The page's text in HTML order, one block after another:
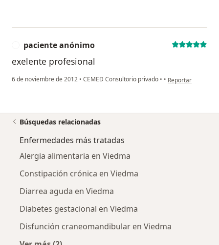
paciente anónimo
exelente profesional
6 de noviembre de 2012 • CEMED Consultorio privado • • en opinión del
Reportar
Búsquedas relacionadas
Enfermedades más tratadas
Alergia alimentaria en Viedma
Constipación crónica en Viedma
Diarrea aguda en Viedma
Diabetes gestacional en Viedma
Disfunción craneomandibular en Viedma